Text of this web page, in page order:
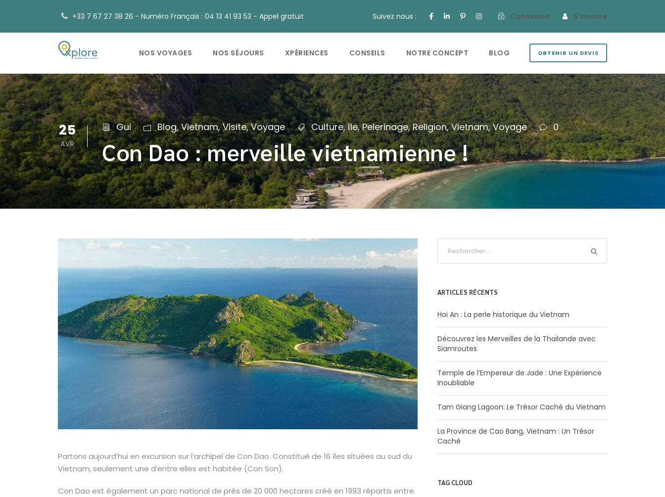
+33 7 67 27 38 26 - Numéro Français : 04 13 41 93 53 - Appel gratuit Suivez nous : Connexion S'inscrire
NOS VOYAGES NOS SÉJOURS XPÉRIENCES CONSEILS NOTRE CONCEPT BLOG OBTENIR UN DEVIS
25
AVR
Gui Blog, Vietnam, Visite, Voyage Culture, île, Pelerinage, Religion, Vietnam, Voyage 0
Con Dao : merveille vietnamienne !
Partons aujourd’hui en excursion sur l’archipel de Con Dao. Constitué de 16 îles situées au sud du
Vietnam, seulement une d’entre elles est habitée (Con Son).
Con Dao est également un parc national de près de 20 000 hectares créé en 1993 répartis entre
ARTICLES RÉCENTS
Hoi An : La perle historique du Vietnam
Découvrez les Merveilles de la Thaïlande avec
Siamroutes
Temple de l’Empereur de Jade : Une Expérience
Inoubliable
Tam Giang Lagoon: Le Trésor Caché du Vietnam
La Province de Cao Bang, Vietnam : Un Trésor
Caché
TAG CLOUD